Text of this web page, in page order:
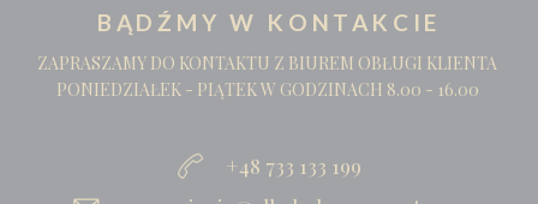
BĄDŹMY W KONTAKCIE
ZAPRASZAMY DO KONTAKTU Z BIUREM OBŁUGI KLIENTA
PONIEDZIAŁEK - PIĄTEK W GODZINACH 8.00 - 16.00
+48 733 133 199